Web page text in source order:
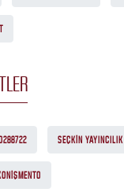
SEÇKIN YAYINCILIK